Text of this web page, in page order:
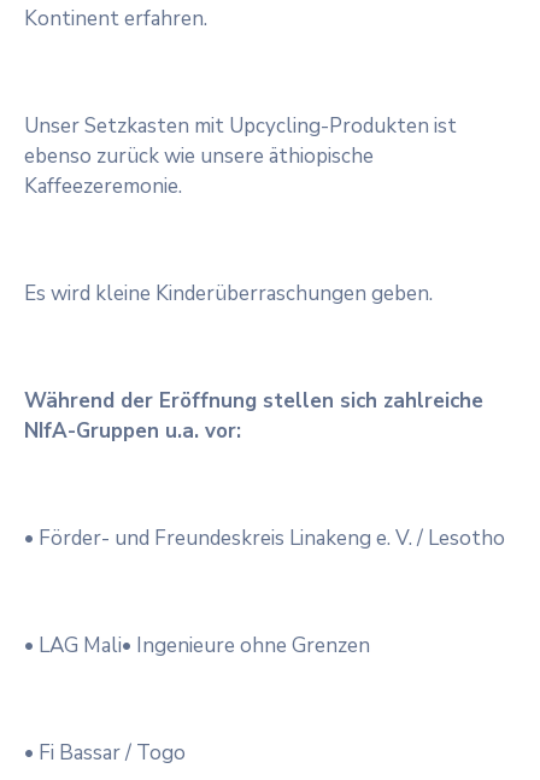
Kontinent erfahren.
Unser Setzkasten mit Upcycling-Produkten ist
ebenso zurück wie unsere äthiopische
Kaffeezeremonie.
Es wird kleine Kinderüberraschungen geben.
Während der Eröffnung stellen sich zahlreiche
NIfA-Gruppen u.a. vor:
• Förder- und Freundeskreis Linakeng e. V. / Lesotho
• LAG Mali• Ingenieure ohne Grenzen
• Fi Bassar / Togo